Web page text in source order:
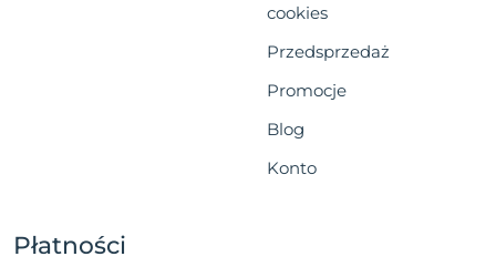
cookies
Przedsprzedaż
Promocje
Blog
Konto
Płatności